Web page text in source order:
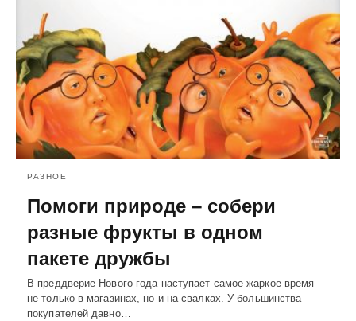
РАЗНОЕ
Помоги природе – собери
разные фрукты в одном
пакете дружбы
В преддверие Нового года наступает самое жаркое время
не только в магазинах, но и на свалках. У большинства
покупателей давно…